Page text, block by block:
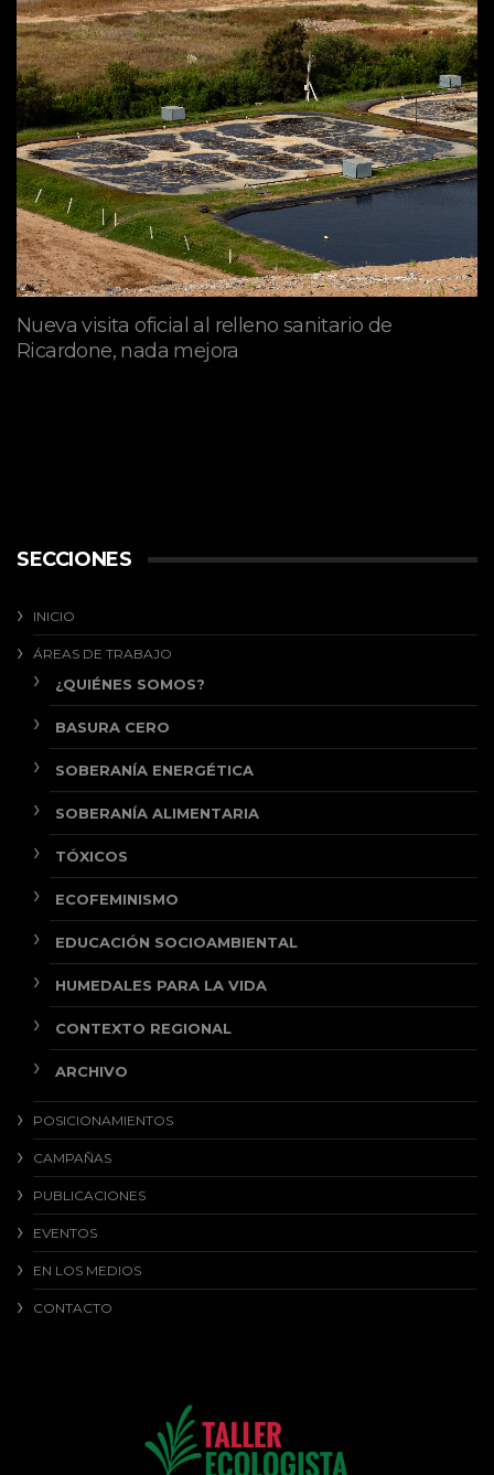
Nueva visita oficial al relleno sanitario de
Ricardone, nada mejora
SECCIONES
INICIO
ÁREAS DE TRABAJO
¿QUIÉNES SOMOS?
BASURA CERO
SOBERANÍA ENERGÉTICA
SOBERANÍA ALIMENTARIA
TÓXICOS
ECOFEMINISMO
EDUCACIÓN SOCIOAMBIENTAL
HUMEDALES PARA LA VIDA
CONTEXTO REGIONAL
ARCHIVO
POSICIONAMIENTOS
CAMPAÑAS
PUBLICACIONES
EVENTOS
EN LOS MEDIOS
CONTACTO